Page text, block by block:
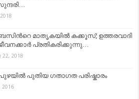
ബസിന്‍റെ മാതൃകയില്‍ കക്കൂസ്; ഉത്തരവാദി
പ്രതികരിക്കുന്നു…
22, 2018
പുതിയ ഗതാഗത പരിഷ്കാരം
2016